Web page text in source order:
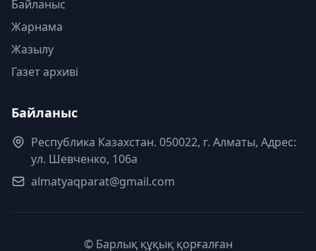
Байланыс
Жарнама
Жазылу
Газет архиві
Байланыс
Республика Казахстан. 050022, г. Алматы, Адрес:
ул. Шевченко, 106а
almatyaqparat@gmail.com
© Барлық құқық қорғалған